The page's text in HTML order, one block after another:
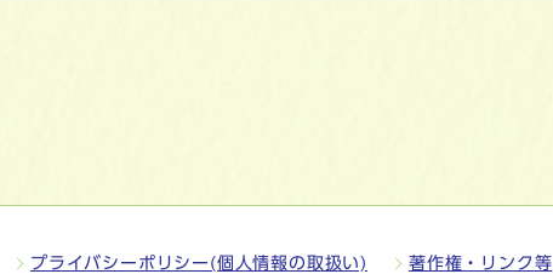
プライバシーポリシー(個人情報の取扱い) 著作権・リンク等